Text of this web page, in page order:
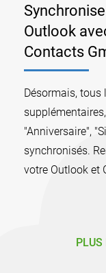
Outlook
Contacts
Désormais,
"Anniversaire",
synchronisés.
votre Outlook et
PLUS